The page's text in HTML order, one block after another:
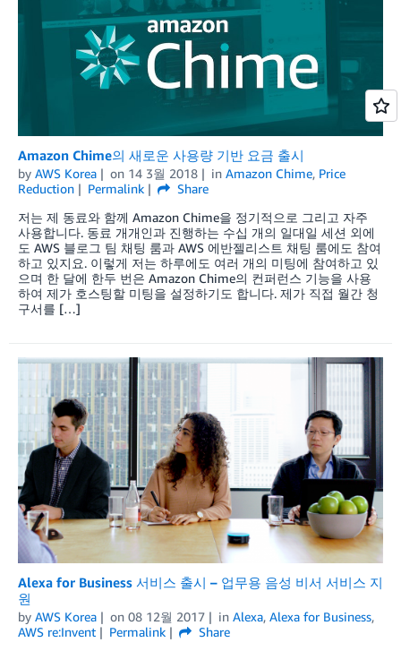
Amazon Chime의 새로운 사용량 기반 요금 출시
by AWS Korea on 14 3월 2018 in Amazon Chime, Price
Reduction
Permalink
Share
저는 제 동료와 함께 Amazon Chime을 정기적으로 그리고 자주
사용합니다. 동료 개개인과 진행하는 수십 개의 일대일 세션 외에
도 AWS 블로그 팀 채팅 룸과 AWS 에반젤리스트 채팅 룸에도 참여
하고 있지요. 이렇게 저는 하루에도 여러 개의 미팅에 참여하고 있
으며 한 달에 한두 번은 Amazon Chime의 컨퍼런스 기능을 사용
하여 제가 호스팅할 미팅을 설정하기도 합니다. 제가 직접 월간 청
구서를 […]
Alexa for Business 서비스 출시 – 업무용 음성 비서 서비스 지
원
by AWS Korea on 08 12월 2017 in Alexa, Alexa for Business,
AWS re:Invent
Permalink
Share